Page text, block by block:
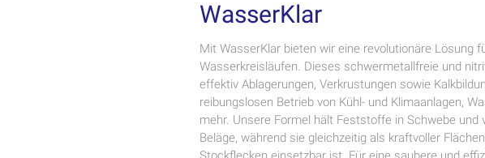
WasserKlar
Mit WasserKlar bieten wir eine revolutionäre Lösung
Wasserkreisläufen. Dieses schwermetallfreie und
effektiv Ablagerungen, Verkrustungen sowie
reibungslosen Betrieb von Kühl- und Klimaanlagen,
mehr. Unsere Formel hält Feststoffe in Schwebe und
Beläge, während sie gleichzeitig als kraftvoller